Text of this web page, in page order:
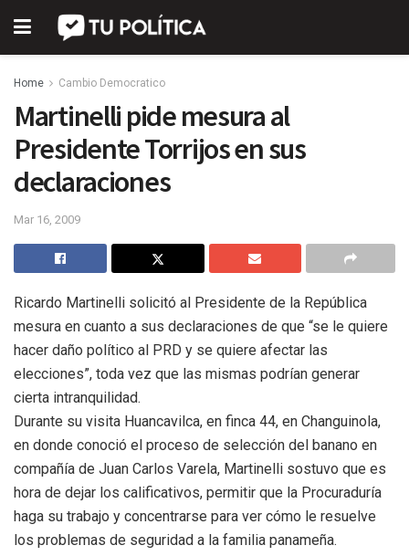
Home Cambio Democratico
Martinelli pide mesura al
Presidente Torrijos en sus
declaraciones
Mar 16, 2009
Ricardo Martinelli solicitó al Presidente de la República
mesura en cuanto a sus declaraciones de que “se le quiere
hacer daño político al PRD y se quiere afectar las
elecciones”, toda vez que las mismas podrían generar
cierta intranquilidad.
Durante su visita Huancavilca, en finca 44, en Changuinola,
en donde conoció el proceso de selección del banano en
compañía de Juan Carlos Varela, Martinelli sostuvo que es
hora de dejar los calificativos, permitir que la Procuraduría
haga su trabajo y concentrarse para ver cómo le resuelve
los problemas de seguridad a la familia panameña.